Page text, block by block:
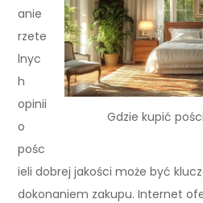
Gdzie kupić
anie
rzete
lnyc
h
opinii
o
pośc
ieli dobrej jakości może być
dokonaniem zakupu. Internet